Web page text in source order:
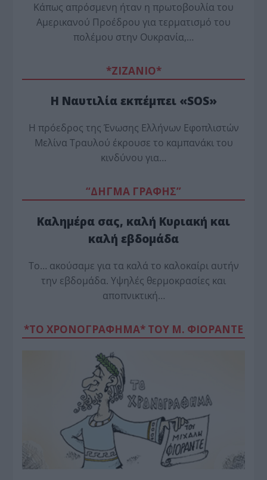
Κάπως απρόσμενη ήταν η πρωτοβουλία του
Αμερικανού Προέδρου για τερματισμό του
πολέμου στην Ουκρανία,…
*ZΙΖΑΝΙΟ*
Η Ναυτιλία εκπέμπει «SOS»
Η πρόεδρος της Ένωσης Ελλήνων Εφοπλιστών
Μελίνα Τραυλού έ­κρουσε το καμπανάκι του
κινδύνου για…
“ΔΗΓΜΑ ΓΡΑΦΗΣ”
Καλημέρα σας, καλή Κυριακή και
καλή εβδομάδα
Το… ακούσαμε για τα καλά το καλοκαίρι αυτήν
την εβδομάδα. Υψηλές θερμοκρασίες και
αποπνικτική…
*ΤΟ ΧΡΟΝΟΓΡΑΦΗΜΑ* ΤΟΥ Μ. ΦΙΟΡΆΝΤΕ